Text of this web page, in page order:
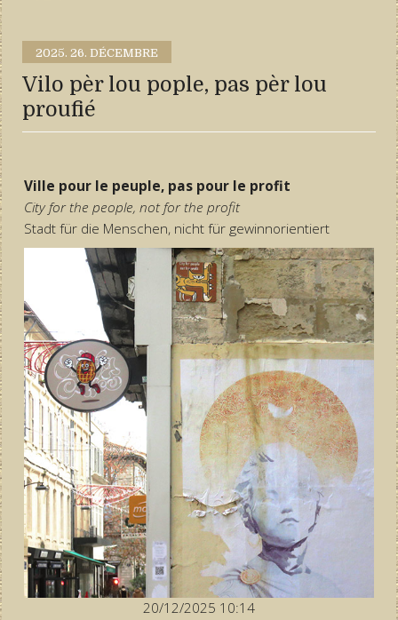
2025. 26. DÉCEMBRE
Vilo pèr lou pople, pas pèr lou
proufié
Ville pour le peuple, pas pour le profit
City for the people, not for the profit
Stadt für die Menschen, nicht für gewinnorientiert
20/12/2025 10:14